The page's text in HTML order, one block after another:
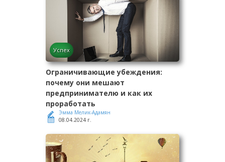
Успех
Ограничивающие убеждения:
почему они мешают
предпринимателю и как их
проработать
Эмма Мелик-Адамян
08.04.2024 г.